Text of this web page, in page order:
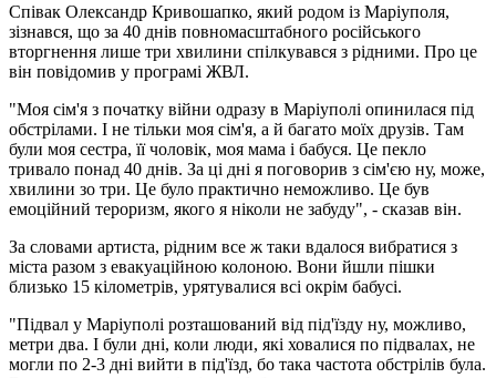
Співак Олександр Кривошапко, який родом із Маріуполя,
зізнався, що за 40 днів повномасштабного російського
вторгнення лише три хвилини спілкувався з рідними. Про це
він повідомив у програмі ЖВЛ.
"Моя сім'я з початку війни одразу в Маріуполі опинилася під
обстрілами. І не тільки моя сім'я, а й багато моїх друзів. Там
були моя сестра, її чоловік, моя мама і бабуся. Це пекло
тривало понад 40 днів. За ці дні я поговорив з сім'єю ну, може,
хвилини зо три. Це було практично неможливо. Це був
емоційний тероризм, якого я ніколи не забуду", - сказав він.
За словами артиста, рідним все ж таки вдалося вибратися з
міста разом з евакуаційною колоною. Вони йшли пішки
близько 15 кілометрів, урятувалися всі окрім бабусі.
"Підвал у Маріуполі розташований від під'їзду ну, можливо,
метри два. І були дні, коли люди, які ховалися по підвалах, не
могли по 2-3 дні вийти в під'їзд, бо така частота обстрілів була.